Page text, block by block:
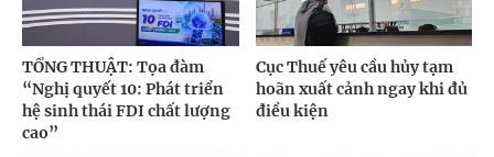
TỔNG THUẬT: Tọa đàm
“Nghị quyết 10: Phát triển
hệ sinh thái FDI chất lượng
cao”
Cục Thuế yêu cầu hủy tạm
hoãn xuất cảnh ngay khi đủ
điều kiện